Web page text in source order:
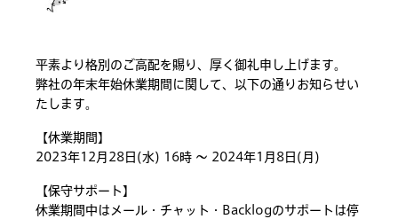
平素より格別のご高配を賜り、厚く御礼申し上げます。
弊社の年末年始休業期間に関して、以下の通りお知らせい
たします。
【休業期間】
2023年12月28日(水) 16時 〜 2024年1月8日(月)
【保守サポート】
休業期間中はメール・チャット・Backlogのサポートは停